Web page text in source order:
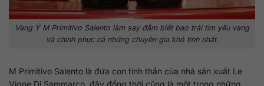
Vang Ý M Primitivo Salento làm say đắm biết bao trái tim yêu vang
và chinh phục cả những chuyên gia khó tính nhất.
M Primitivo Salento là đứa con tinh thần của nhà sản xuất Le
Vigne Di Sammarco, đây đồng thời cũng là một trong những